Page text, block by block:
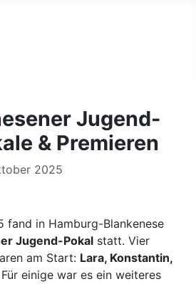
Jugend-
& Premieren
2025
fand in Hamburg-Blankenese
Jugend-Pokal statt. Vier
am Start: Lara, Konstantin,
Für einige war es ein weiteres